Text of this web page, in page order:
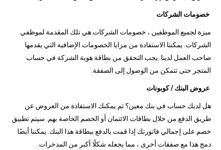
خصومات الشركات
ميزة لجميع الموظفين ، خصومات الشركات هي تلك المقدمة لموظفي
الشركات. يمكننا الاستفادة من مزايا الخصومات الإضافية التي يقدمها
صاحب العمل لدينا. يجب التحقق من بطاقة هوية الشركة في حساب
المتجر حتى تتمكن من الوصول إلى الصفقة.
عروض البنك / كوبونات
هل لديك حساب في بنك معين؟ ثم يمكنك الاستفادة من العروض عن
طريق الدفع من خلال بطاقات الائتمان أو الخصم الخاصة بهم. سيتم تطبيق
خصم على إجمالي فاتورتك إذا قمت بالدفع ببطاقة هذا البنك. يمكننا أيضًا
دمج هذا مع صفقات أخرى ، مما يجعله شكلًا أكبر من المدخرات.